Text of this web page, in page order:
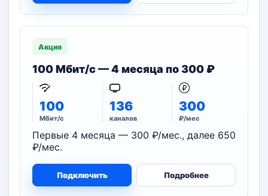
Акция
100 Мбит/с — 4 месяца по 300 ₽
100
Мбит/с
136
каналов
300
₽/мес
Первые 4 месяца — 300 ₽/мес., далее 650
₽/мес.
Подключить Подробнее